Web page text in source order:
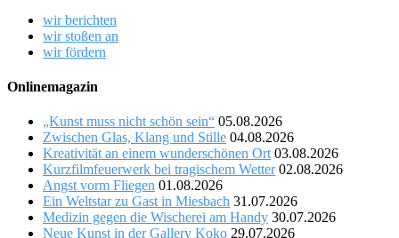
wir berichten
wir stoßen an
wir fördern
Onlinemagazin
„Kunst muss nicht schön sein“ 05.08.2026
Zwischen Glas, Klang und Stille 04.08.2026
Kreativität an einem wunderschönen Ort 03.08.2026
Kurzfilmfeuerwerk bei tragischem Wetter 02.08.2026
Angst vorm Fliegen 01.08.2026
Ein Weltstar zu Gast in Miesbach 31.07.2026
Medizin gegen die Wischerei am Handy 30.07.2026
Neue Kunst in der Gallery Koko 29.07.2026